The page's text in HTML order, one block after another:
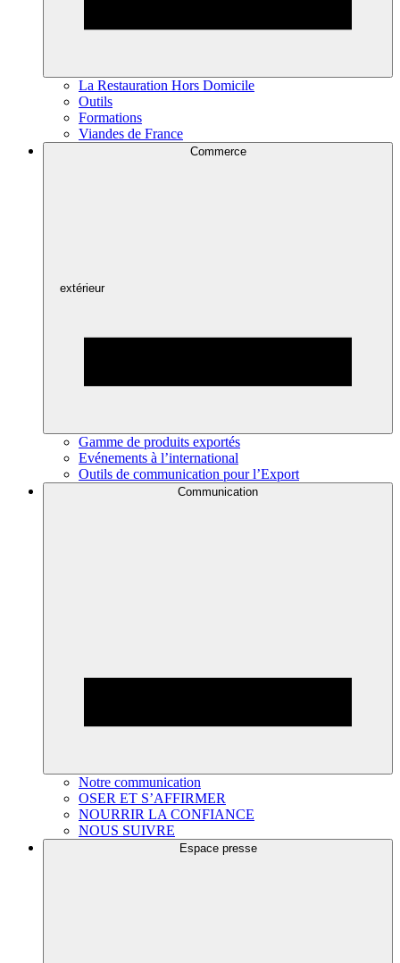
La Restauration Hors Domicile
Outils
Formations
Viandes de France
Commerce
extérieur
Gamme de produits exportés
Evénements à l’international
Outils de communication pour l’Export
Communication
Notre communication
OSER ET S’AFFIRMER
NOURRIR LA CONFIANCE
NOUS SUIVRE
Espace presse